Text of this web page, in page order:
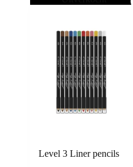
Level 3 Liner pencils